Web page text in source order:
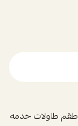
طقم طاولات خدمه